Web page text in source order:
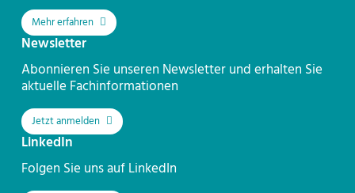
Mehr erfahren
Newsletter
Abonnieren Sie unseren Newsletter und erhalten Sie
aktuelle Fachinformationen
Jetzt anmelden
LinkedIn
Folgen Sie uns auf LinkedIn